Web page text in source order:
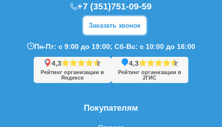
Покупателям
+7 (351)751-09-59
Заказать звонок
Пн-Пт: с 9:00 до 19:00; Сб-Вс: с 10:00 до 16:00
4,3
Рейтинг организации в
Яндексе
4,3
Рейтинг организации в
2ГИС